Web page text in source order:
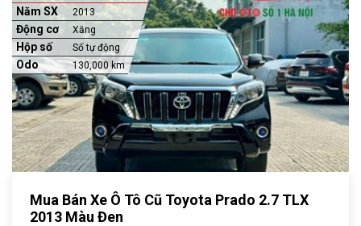
Năm SX 2013
Động cơ Xăng
Hộp số Số tự động
Odo 130,000 km
Mua Bán Xe Ô Tô Cũ Toyota Prado 2.7 TLX
2013 Màu Đen